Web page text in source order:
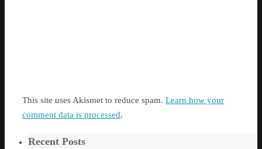
This site uses Akismet to reduce spam. Learn how your
comment data is processed.
Recent Posts